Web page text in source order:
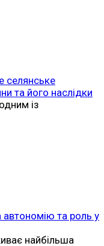
селянське
та його наслідки
із
автономію та роль у
найбільша